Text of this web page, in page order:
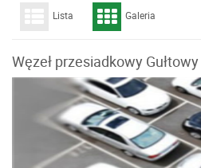
Lista Galeria
Węzeł przesiadkowy Gułtowy